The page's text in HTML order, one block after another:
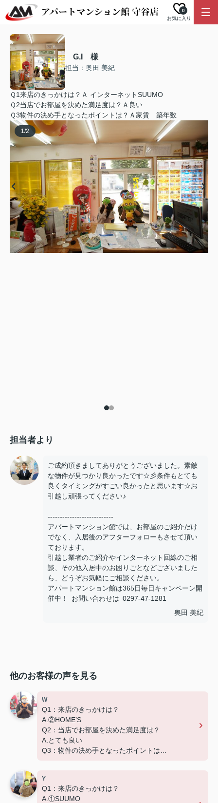
お気に入り
0
G.I 様
担当：奥田 美紀
Ｑ1来店のきっかけは？Ａ インターネットSUUMO
Ｑ2当店でお部屋を決めた満足度は？Ａ良い
Ｑ3物件の決め手となったポイントは？Ａ家賃 築年数
1/2
担当者より
ご成約頂きましてありがとうございました。素敵
な物件が見つかり良かったです☆彡条件もとても
良くタイミングがすごい良かったと思います☆お
引越し頑張ってください♪
---------------------------
アパートマンション館では、お部屋のご紹介だけ
でなく、入居後のアフターフォローもさせて頂い
ております。
引越し業者のご紹介やインターネット回線のご相
談、その他入居中のお困りごとなどございました
ら、どうぞお気軽にご相談ください。
アパートマンション館は365日毎日キャンペーン開
催中！ お問い合わせは 0297-47-1281
奥田 美紀
他のお客様の声を見る
W
Q1：来店のきっかけは？
A.②HOME’S
Q2：当店でお部屋を決めた満足度は？
A.とても良い
Q3：物件の決め手となったポイントは？
Y
Q1：来店のきっかけは？
A.①SUUMO